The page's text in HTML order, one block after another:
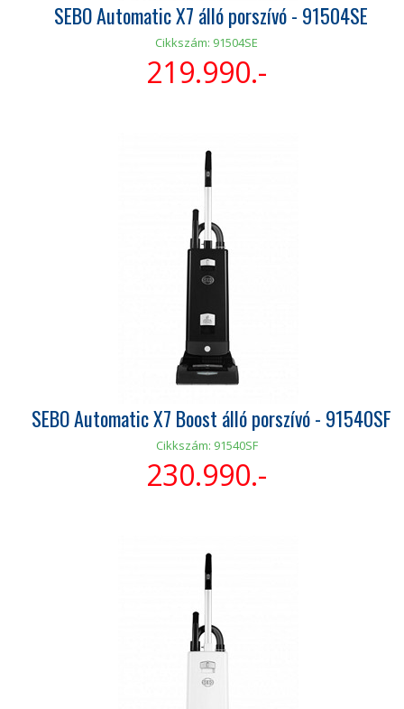
SEBO Automatic X7 álló porszívó - 91504SE
Cikkszám: 91504SE
219.990.-
SEBO Automatic X7 Boost álló porszívó - 91540SF
Cikkszám: 91540SF
230.990.-